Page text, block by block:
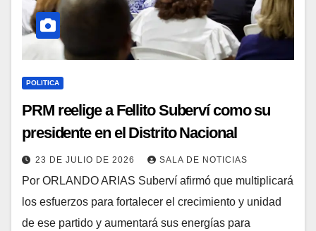
POLITICA
PRM reelige a Fellito Suberví como su
presidente en el Distrito Nacional
23 DE JULIO DE 2026 SALA DE NOTICIAS
Por ORLANDO ARIAS Suberví afirmó que multiplicará
los esfuerzos para fortalecer el crecimiento y unidad
de ese partido y aumentará sus energías para